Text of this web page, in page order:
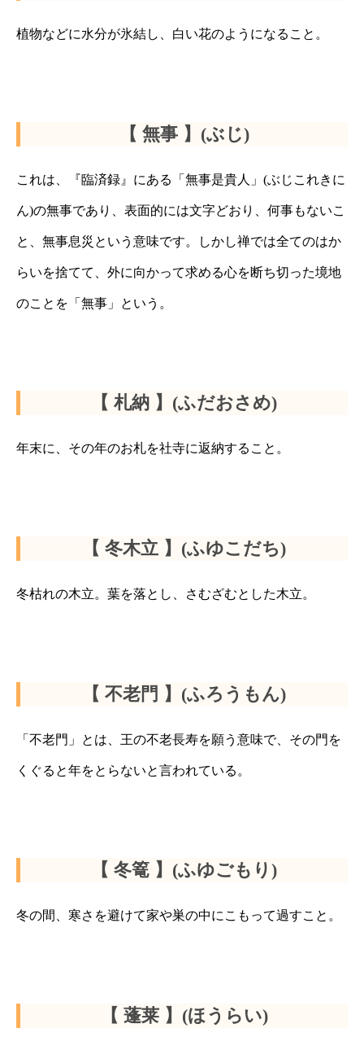
植物などに水分が氷結し、白い花のようになること。
【 無事 】(ぶじ)
これは、『臨済録』にある「無事是貴人」(ぶじこれきに
ん)の無事であり、表面的には文字どおり、何事もないこ
と、無事息災という意味です。しかし禅では全てのはか
らいを捨てて、外に向かって求める心を断ち切った境地
のことを「無事」という。
【 札納 】(ふだおさめ)
年末に、その年のお札を社寺に返納すること。
【 冬木立 】(ふゆこだち)
冬枯れの木立。葉を落とし、さむざむとした木立。
【 不老門 】(ふろうもん)
「不老門」とは、王の不老長寿を願う意味で、その門を
くぐると年をとらないと言われている。
【 冬篭 】(ふゆごもり)
冬の間、寒さを避けて家や巣の中にこもって過すこと。
【 蓬莱 】(ほうらい)